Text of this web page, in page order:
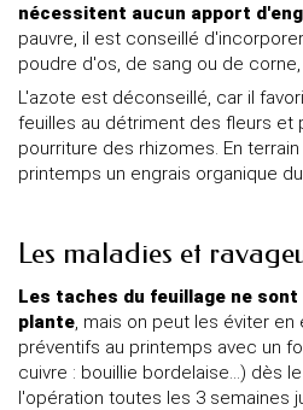
nécessitent aucun apport
pauvre, il est conseillé
poudre d'os, de sang ou de
L'azote est déconseillé, car il
feuilles au détriment des fleurs et
pourriture des rhizomes. En
printemps un engrais organique
Les maladies et
Les taches du feuillage ne
plante , mais on peut les éviter
préventifs au printemps avec un
cuivre : bouillie bordelaise...) dès
l'opération toutes les 3 semaines